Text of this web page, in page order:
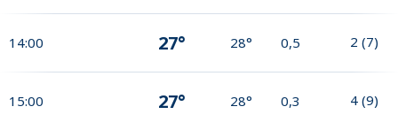
14:00 27° 28° 0,5 2 (7)
15:00 27° 28° 0,3 4 (9)